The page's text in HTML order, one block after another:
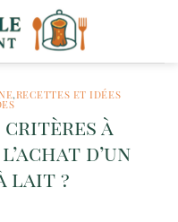
,RECETTES ET IDÉES
critères à
d’un
lait ?